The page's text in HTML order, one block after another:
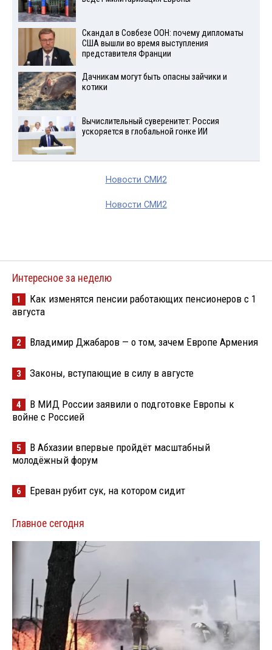
Скандал в Совбезе ООН: почему дипломаты
США вышли во время выступления
представителя Франции
Дачникам могут быть опасны зайчики и
котики
Вычислительный суверенитет: Россия
ускоряется в глобальной гонке ИИ
Новости СМИ2
Новости СМИ2
Интересное за неделю
1
Как изменятся пенсии работающих пенсионеров с 1
августа
2 Владимир Джабаров — о том, зачем Европе Армения
3 Законы, вступающие в силу в августе
4
В МИД России заявили о подготовке Европы к
войне с Россией
5
В Абхазии впервые пройдёт масштабный
молодёжный форум
6 Ереван рубит сук, на котором сидит
Главное сегодня